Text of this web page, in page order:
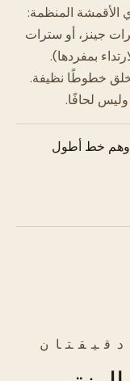
الأقمشة المنظمة:
جينز، أو سترات
بمفردها).
خطوطًا نظيفة.
وليس لحافًا.
وهم خط أطول